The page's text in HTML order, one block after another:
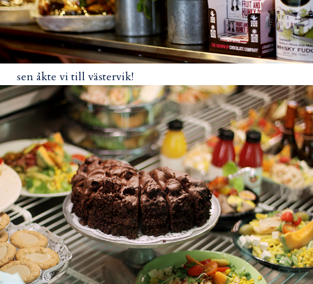
sen åkte vi till västervik!